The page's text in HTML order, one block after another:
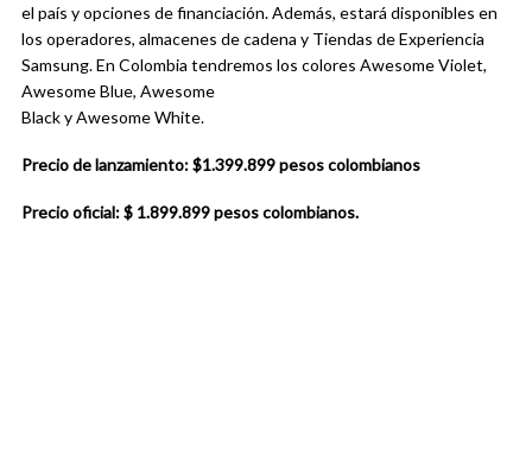
el país y opciones de financiación. Además, estará disponibles en
los operadores, almacenes de cadena y Tiendas de Experiencia
Samsung. En Colombia tendremos los colores Awesome Violet,
Awesome Blue, Awesome
Black y Awesome White.
Precio de lanzamiento: $1.399.899 pesos colombianos
Precio oficial: $ 1.899.899 pesos colombianos.